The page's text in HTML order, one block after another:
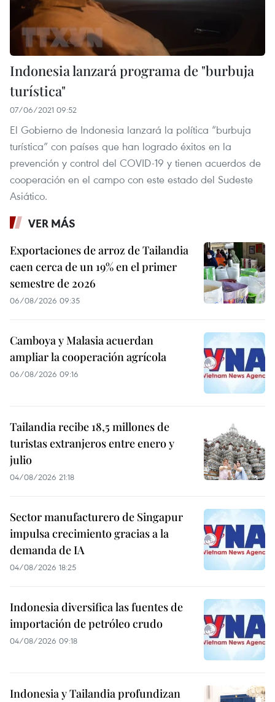
Indonesia lanzará programa de "burbuja
turística"
07/06/2021 09:52
El Gobierno de Indonesia lanzará la política “burbuja
turística” con países que han logrado éxitos en la
prevención y control del COVID-19 y tienen acuerdos de
cooperación en el campo con este estado del Sudeste
Asiático.
VER MÁS
Exportaciones de arroz de Tailandia
caen cerca de un 19% en el primer
semestre de 2026
06/08/2026 09:35
Camboya y Malasia acuerdan
ampliar la cooperación agrícola
06/08/2026 09:16
Tailandia recibe 18,5 millones de
turistas extranjeros entre enero y
julio
04/08/2026 21:18
Sector manufacturero de Singapur
impulsa crecimiento gracias a la
demanda de IA
04/08/2026 18:25
Indonesia diversifica las fuentes de
importación de petróleo crudo
04/08/2026 09:18
Indonesia y Tailandia profundizan